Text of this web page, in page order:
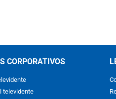
CORPORATIVOS
televidente